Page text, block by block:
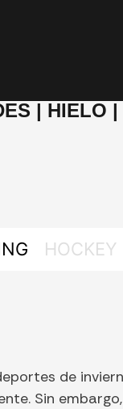
| HIELO |
HOCKEY
de
Sin